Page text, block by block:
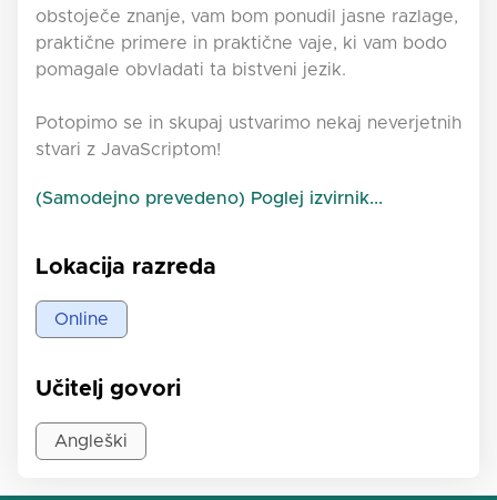
obstoječe znanje, vam bom ponudil jasne razlage,
praktične primere in praktične vaje, ki vam bodo
pomagale obvladati ta bistveni jezik.
Potopimo se in skupaj ustvarimo nekaj neverjetnih
stvari z JavaScriptom!
(Samodejno prevedeno) Poglej izvirnik...
Lokacija razreda
Online
Učitelj govori
Angleški